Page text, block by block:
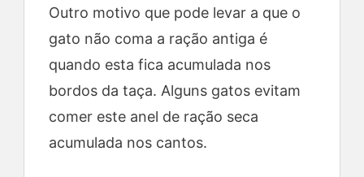
Outro motivo que pode levar a que o
gato não coma a ração antiga é
quando esta fica acumulada nos
bordos da taça. Alguns gatos evitam
comer este anel de ração seca
acumulada nos cantos.